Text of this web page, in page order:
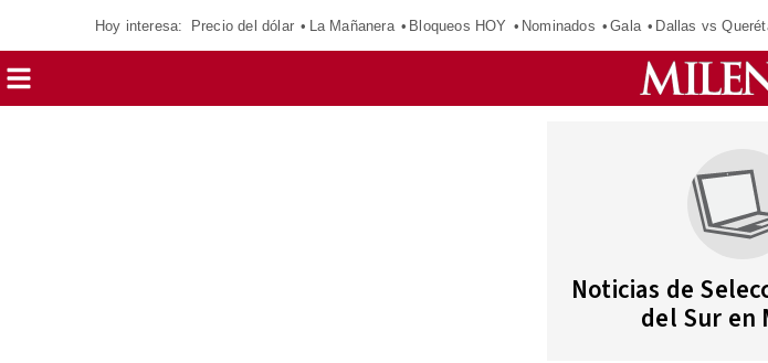
Hoy interesa: Precio del dólar La Mañanera Bloqueos HOY Nominados Gala Dallas vs
Noticias de
del Sur en